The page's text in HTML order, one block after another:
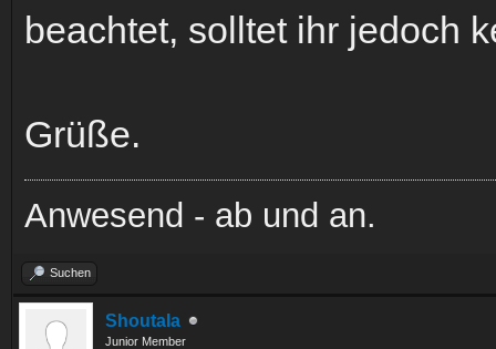
beachtet, solltet ihr jedoch
Grüße.
Anwesend - ab und an.
Suchen
Shoutala
Junior Member